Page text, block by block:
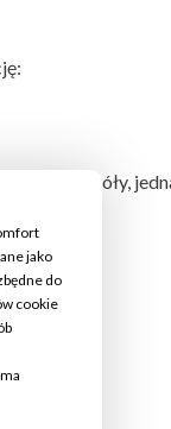
o szczegóły,
jako
do
cookie